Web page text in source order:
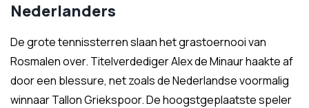
Nederlanders
De grote tennissterren slaan het grastoernooi van
Rosmalen over. Titelverdediger Alex de Minaur haakte af
door een blessure, net zoals de Nederlandse voormalig
winnaar Tallon Griekspoor. De hoogstgeplaatste speler